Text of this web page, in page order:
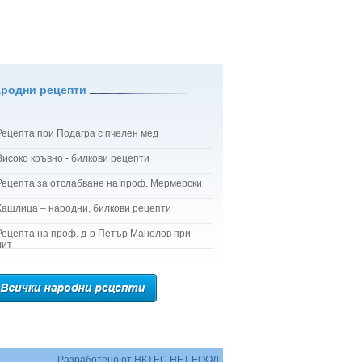
рецепти
при Подагра с пчелен мед
кръвно - билкови рецепти
за отслабване на проф. Мермерски
– народни, билкови рецепти
на проф. д-р Петър Манолов при
Разработено от НЮ ЕС НЕТ ЕООД